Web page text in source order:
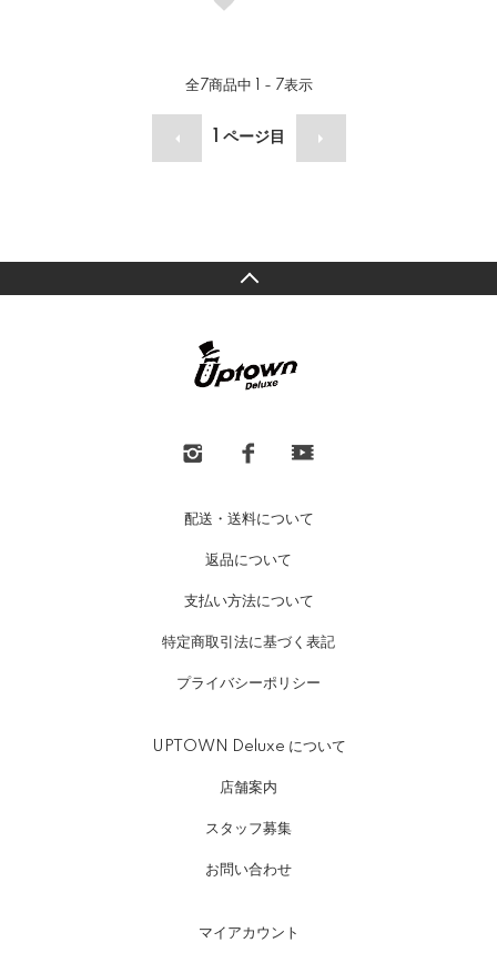
全7商品中 1 - 7表示
ページ目
配送・送料について
返品について
支払い方法について
特定商取引法に基づく表記
プライバシーポリシー
UPTOWN Deluxe について
店舗案内
スタッフ募集
お問い合わせ
マイアカウント